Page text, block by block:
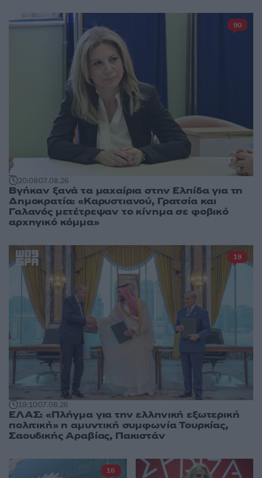
20:0907.08.26
Βγήκαν ξανά τα μαχαίρια στην Ελπίδα για τη
Δημοκρατία: «Καρυστιανού, Γρατσία και
Γαλανός μετέτρεψαν το κίνημα σε φοβικό
αρχηγικό κόμμα»
90
19:1007.08.26
ΕΛΑΣ: «Πλήγμα για την ελληνική εξωτερική
πολιτική» η αμυντική συμφωνία Τουρκίας,
Σαουδικής Αραβίας, Πακιστάν
19
16